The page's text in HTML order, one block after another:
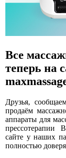
Все
теперь на
Друзья,
продаём
аппараты для
сайте у наших
полностью